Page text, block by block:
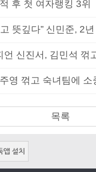
후 첫 여자랭킹 3위
뜻깊다” 신민준, 2
언 신진서, 김민석 꺾
영 꺾고 숙녀팀에 소
목록